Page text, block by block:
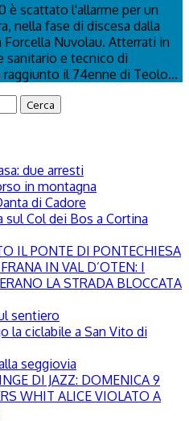
è scattato l'allarme per un
nella fase di discesa dalla
Forcella Nuvolau. Atterrati in
sanitario e tecnico di
il 74enne di Teolo...
due arresti
in montagna
di Cadore
Col dei Bos a Cortina
IL PONTE DI PONTECHIESA
IN VAL D’OTEN: I
LA STRADA BLOCCATA
sentiero
la ciclabile a San Vito di
seggiovia
DI JAZZ: DOMENICA 9
WHIT ALICE VIOLATO A